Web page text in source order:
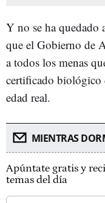
Y no se ha quedado
que el Gobierno de
a todos los menas
certificado biológico
edad real.
MIENTRAS
Apúntate gratis y
temas del día